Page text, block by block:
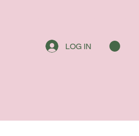
LOG IN